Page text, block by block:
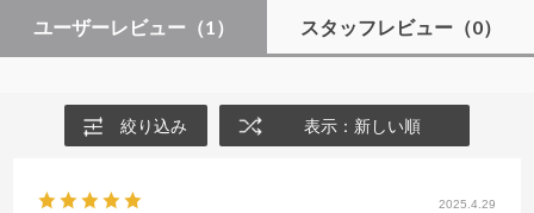
ユーザーレビュー （1） スタッフレビュー（0）
絞り込み 表示：新しい順
2025.4.29